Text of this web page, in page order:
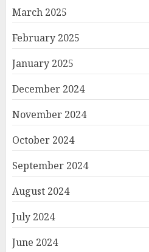
March 2025
February 2025
January 2025
December 2024
November 2024
October 2024
September 2024
August 2024
July 2024
June 2024